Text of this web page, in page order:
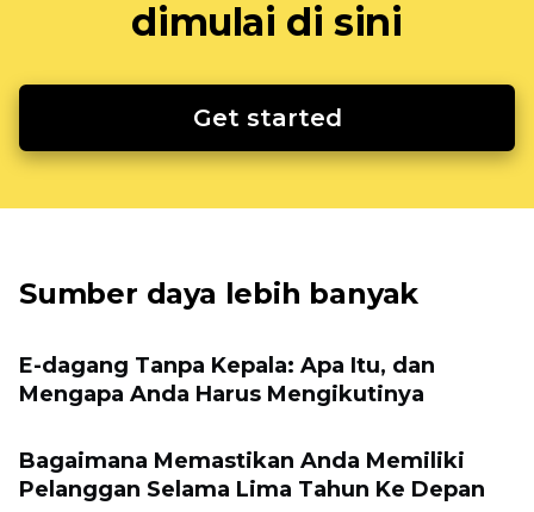
dimulai di sini
Get started
Sumber daya lebih banyak
E-dagang Tanpa Kepala: Apa Itu, dan
Mengapa Anda Harus Mengikutinya
Bagaimana Memastikan Anda Memiliki
Pelanggan Selama Lima Tahun Ke Depan